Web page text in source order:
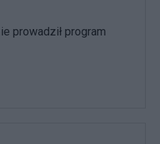
prowadził program